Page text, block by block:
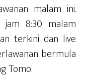
malam ini.
8:30 malam
terkini dan live
bermula
Tomo.